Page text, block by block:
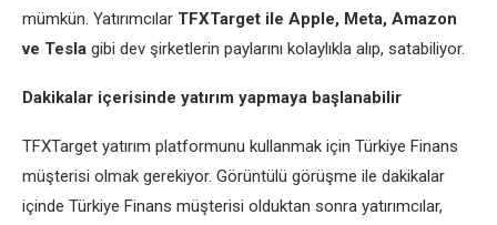
mümkün. Yatırımcılar TFXTarget ile Apple, Meta, Amazon
ve Tesla gibi dev şirketlerin paylarını kolaylıkla alıp, satabiliyor.
Dakikalar içerisinde yatırım yapmaya başlanabilir
TFXTarget yatırım platformunu kullanmak için Türkiye Finans
müşterisi olmak gerekiyor. Görüntülü görüşme ile dakikalar
içinde Türkiye Finans müşterisi olduktan sonra yatırımcılar,